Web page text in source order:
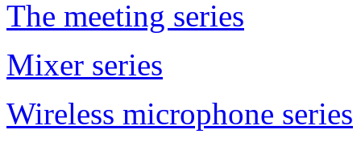
The meeting series
Mixer series
Wireless microphone series